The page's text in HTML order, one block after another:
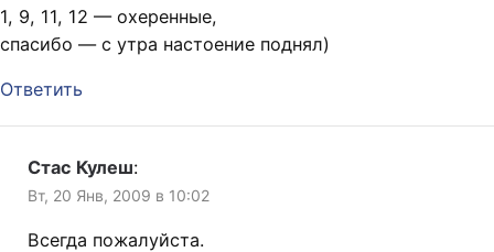
1, 9, 11, 12 — охеренные,
спасибо — с утра настоение поднял)
Ответить
Стас Кулеш:
Вт, 20 Янв, 2009 в 10:02
Всегда пожалуйста.